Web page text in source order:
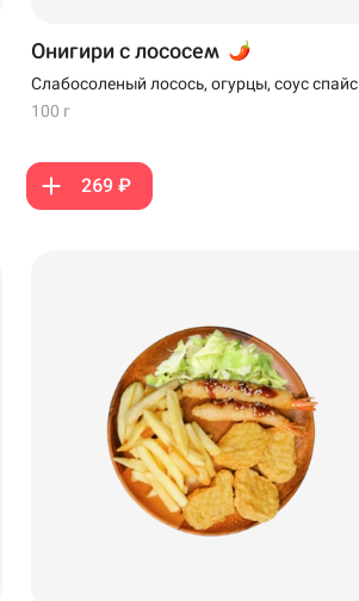
Онигири с лососем
Слабосоленый лосось, огурцы, соус спайс
100 г
269 ₽